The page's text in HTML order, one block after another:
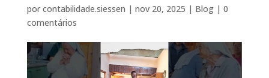
por contabilidade.siessen | nov 20, 2025 | Blog| 0
comentários